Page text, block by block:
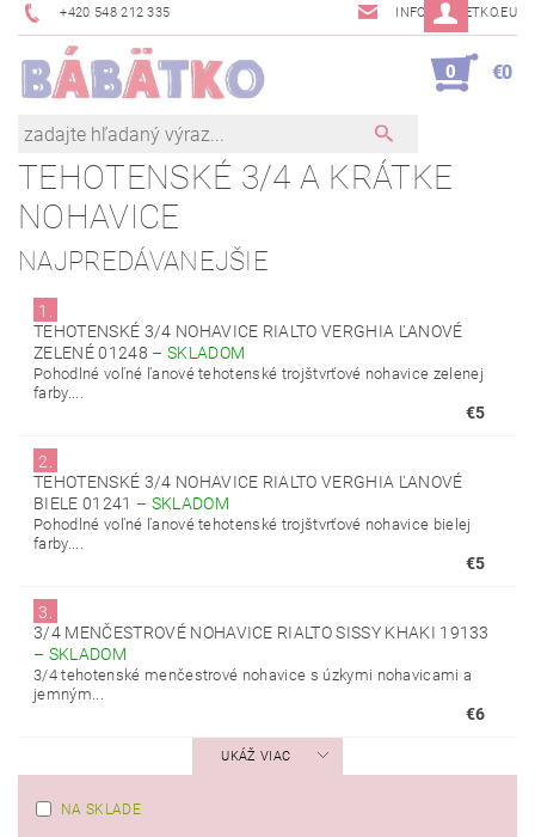
+420 548 212 335 INFO@BABETKO.EU
0 €0
TEHOTENSKÉ 3/4 A KRÁTKE
NOHAVICE
NAJPREDÁVANEJŠIE
1.
TEHOTENSKÉ 3/4 NOHAVICE RIALTO VERGHIA ĽANOVÉ
ZELENÉ 01248 – SKLADOM
Pohodlné voľné ľanové tehotenské trojštvrťové nohavice zelenej
farby....
€5
2.
TEHOTENSKÉ 3/4 NOHAVICE RIALTO VERGHIA ĽANOVÉ
BIELE 01241 – SKLADOM
Pohodlné voľné ľanové tehotenské trojštvrťové nohavice bielej
farby....
€5
3.
3/4 MENČESTROVÉ NOHAVICE RIALTO SISSY KHAKI 19133
– SKLADOM
3/4 tehotenské menčestrové nohavice s úzkymi nohavicami a
jemným...
€6
UKÁŽ VIAC
NA SKLADE